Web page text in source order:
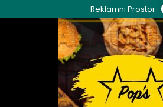
to
Reklamni Prostor